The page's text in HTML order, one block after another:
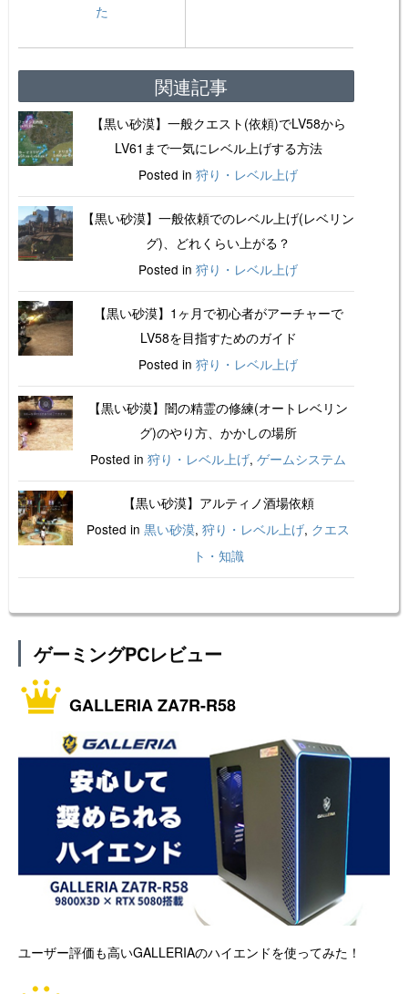
た
関連記事
【黒い砂漠】一般クエスト(依頼)でLV58から
LV61まで一気にレベル上げする方法
Posted in 狩り・レベル上げ
【黒い砂漠】一般依頼でのレベル上げ(レベリン
グ)、どれくらい上がる？
Posted in 狩り・レベル上げ
【黒い砂漠】1ヶ月で初心者がアーチャーで
LV58を目指すためのガイド
Posted in 狩り・レベル上げ
【黒い砂漠】闇の精霊の修練(オートレベリン
グ)のやり方、かかしの場所
Posted in 狩り・レベル上げ, ゲームシステム
【黒い砂漠】アルティノ酒場依頼
Posted in 黒い砂漠, 狩り・レベル上げ, クエス
ト・知識
ゲーミングPCレビュー
GALLERIA ZA7R-R58
ユーザー評価も高いGALLERIAのハイエンドを使ってみた！